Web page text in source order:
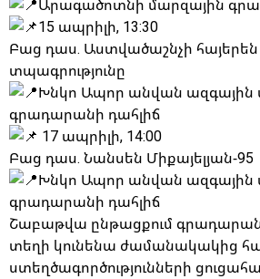
Արագածոտնի մարզային
15 ապրիլի, 13:30
Բաց դաս. Աստվածաշնչի
տպագրությունը
Խնկո Ապոր անվան
գրադարանի դահլիճ
17 ապրիլի, 14:00
Բաց դաս. Նանսեն Միքայելյան-95
Խնկո Ապոր անվան
գրադարանի դահլիճ
Շաբաթվա ընթացքում
տեղի կունենա ժամանակակից
ստեղծագործությունների